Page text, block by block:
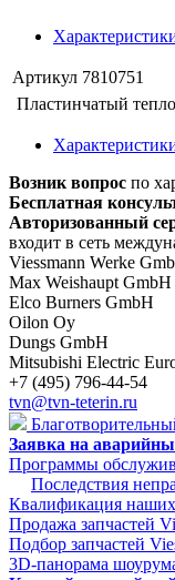
Артикул 7810751
Пластинчатый
Возник вопрос по
Бесплатная
Авторизованный
входит в сеть
Viessmann Werke
Max Weishaupt GmbH
Elco Burners GmbH
Oilon Oy
Dungs GmbH
Mitsubishi Electric
+7 (495) 796-44-54
tvn@tvn-teterin.ru
Заявка на
Программы
Последствия
Квалификация наших
Продажа запчастей
Подбор запчастей
3D-панорама